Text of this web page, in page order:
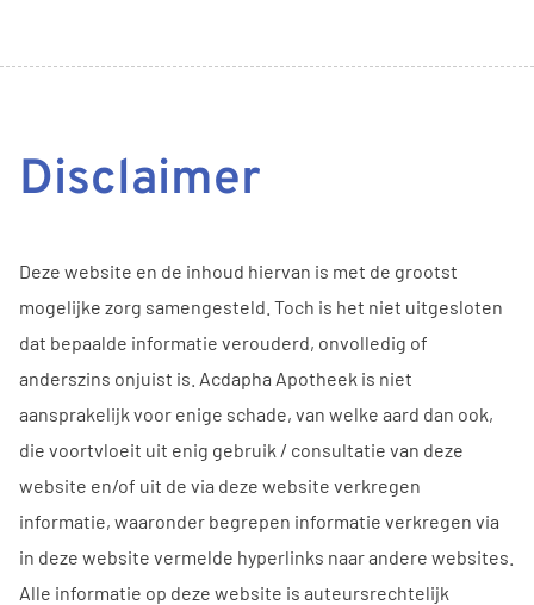
Disclaimer
Deze website en de inhoud hiervan is met de grootst
mogelijke zorg samengesteld. Toch is het niet uitgesloten
dat bepaalde informatie verouderd, onvolledig of
anderszins onjuist is. Acdapha Apotheek is niet
aansprakelijk voor enige schade, van welke aard dan ook,
die voortvloeit uit enig gebruik / consultatie van deze
website en/of uit de via deze website verkregen
informatie, waaronder begrepen informatie verkregen via
in deze website vermelde hyperlinks naar andere websites.
Alle informatie op deze website is auteursrechtelijk